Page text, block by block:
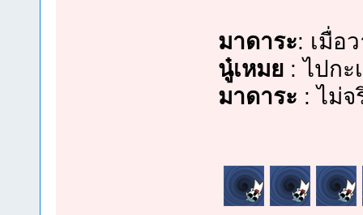
มาดาระ: เมื่อ
นู๋เหมย: ไปกะ
มาดาระ : ไม่